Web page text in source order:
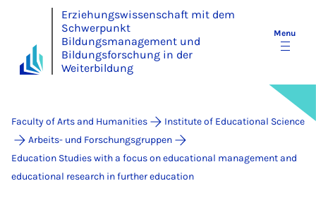
Erziehungswissenschaft mit dem
Schwerpunkt
Bildungsmanagement und
Bildungsforschung in der
Weiterbildung
Menu
Faculty of Arts and Humanities
Institute of Educational Science
Arbeits- und Forschungsgruppen
Education Studies with a focus on educational management and
educational research in further education